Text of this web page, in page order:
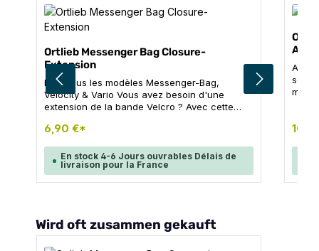
Ortlieb Messenger Bag Closure-
Extension
Pour tous les modèles Messenger-Bag,
Velocity & Vario Vous avez besoin d'une
extension de la bande Velcro ? Avec cette
votre sac à dos, même s'il n'est plus étanche.
6,90 €*
En stock 4-6 Jours ouvrables Délais de
livraison pour la France
A3
Ignorer la galerie de produits
Wird oft zusammen gekauft